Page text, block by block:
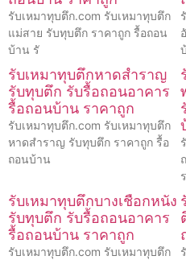
รับเหมาทุบตึก.com รับเหมาทุบตึก
แม่สาย รับทุบตึก ราคาถูก รื้อถอน
บ้าน รั
รับเหมาทุบตึกหาดสำราญ
รับทุบตึก รับรื้อถอนอาคาร
รื้อถอนบ้าน ราคาถูก
รับเหมาทุบตึก.com รับเหมาทุบตึก
หาดสำราญ รับทุบตึก ราคาถูก รื้อ
ถอนบ้าน
รับเหมาทุบตึกบางเชือกหนัง
รับทุบตึก รับรื้อถอนอาคาร
รื้อถอนบ้าน ราคาถูก
รับเหมาทุบตึก.com รับเหมาทุบตึก